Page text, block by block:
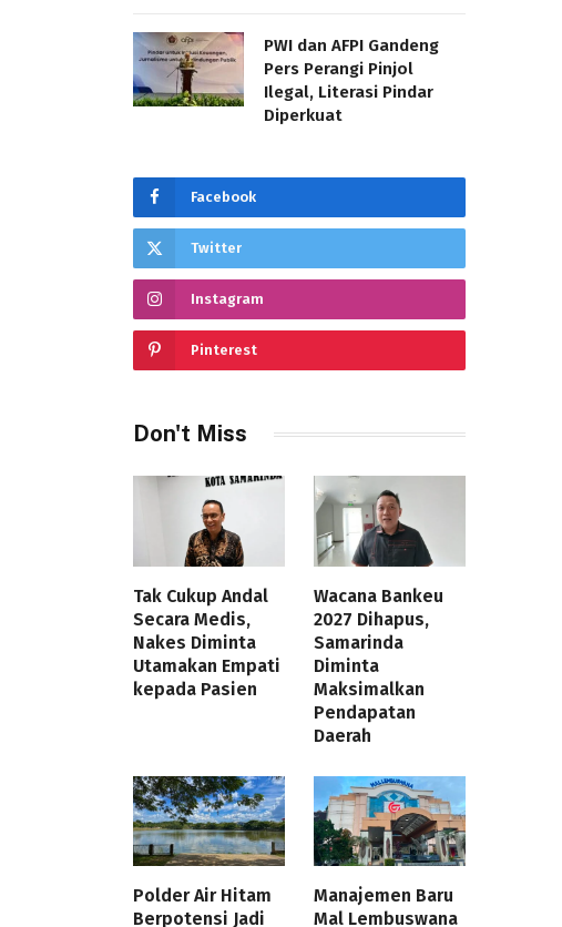
PWI dan AFPI Gandeng
Pers Perangi Pinjol
Ilegal, Literasi Pindar
Diperkuat
Facebook
Twitter
Instagram
Pinterest
Don't Miss
Tak Cukup Andal
Secara Medis,
Nakes Diminta
Utamakan Empati
kepada Pasien
Wacana Bankeu
2027 Dihapus,
Samarinda
Diminta
Maksimalkan
Pendapatan
Daerah
Polder Air Hitam
Berpotensi Jadi
Manajemen Baru
Mal Lembuswana